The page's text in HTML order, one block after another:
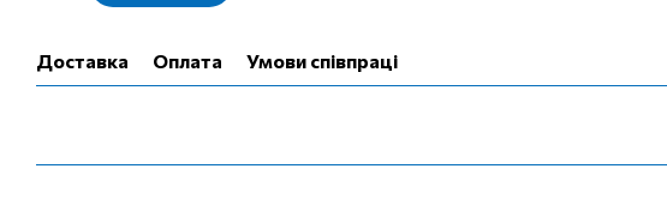
Доставка Оплата Умови співпраці